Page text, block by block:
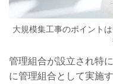
大規模集工事のポイント
管理組合が設立され特
に管理組合として実施